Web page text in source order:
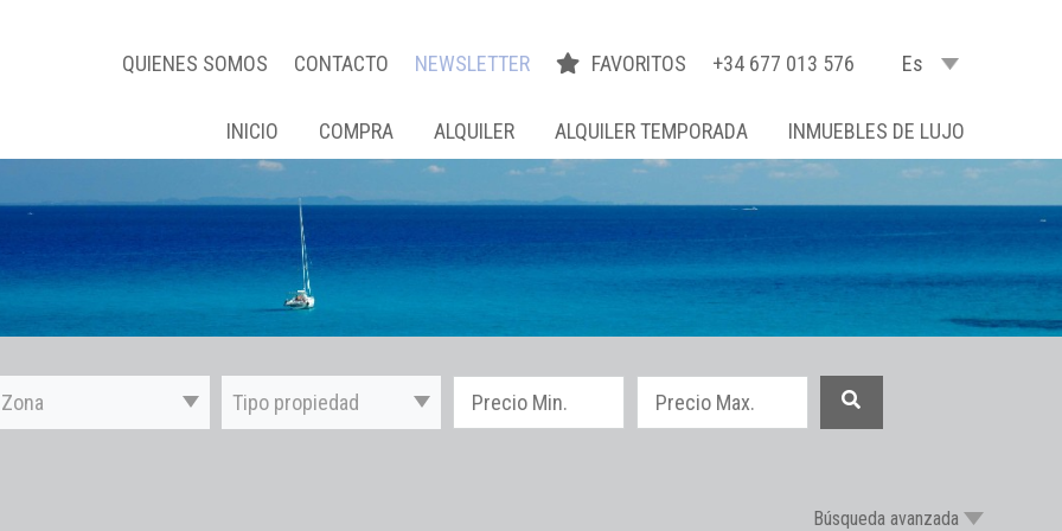
QUIENES SOMOS CONTACTO NEWSLETTER FAVORITOS +34 677 013 576 Es
INICIO COMPRA ALQUILER ALQUILER TEMPORADA INMUEBLES DE LUJO
Zona Tipo propiedad
Búsqueda avanzada